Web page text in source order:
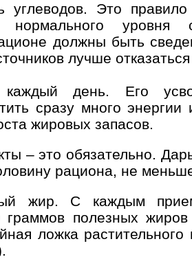
углеводов. Это
нормального уровня
должны быть
лучше
день. Его
сразу много
жировых запасов.
– это обязательно.
рациона, не
жир. С каждым
граммов полезных
ложка растительного